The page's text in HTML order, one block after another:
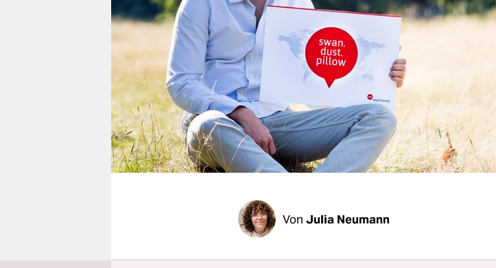
verlag
veranstaltungen
shop
fragen & hilfe
unterstützen
abo
genossenschaft
Von Julia Neumann